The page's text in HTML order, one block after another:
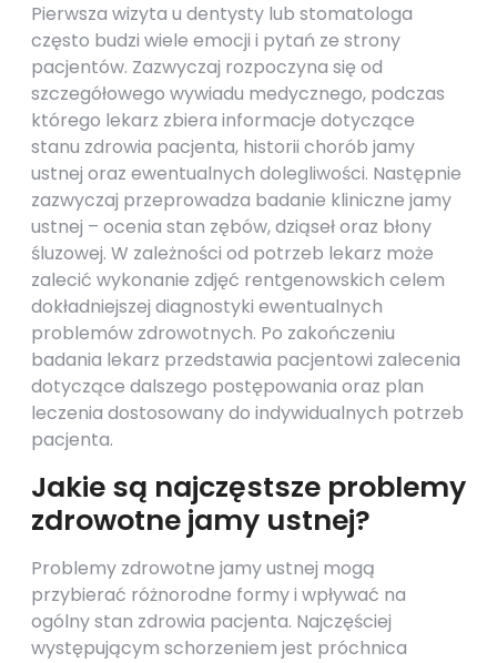
Pierwsza wizyta u dentysty lub stomatologa
często budzi wiele emocji i pytań ze strony
pacjentów. Zazwyczaj rozpoczyna się od
szczegółowego wywiadu medycznego, podczas
którego lekarz zbiera informacje dotyczące
stanu zdrowia pacjenta, historii chorób jamy
ustnej oraz ewentualnych dolegliwości. Następnie
zazwyczaj przeprowadza badanie kliniczne jamy
ustnej – ocenia stan zębów, dziąseł oraz błony
śluzowej. W zależności od potrzeb lekarz może
zalecić wykonanie zdjęć rentgenowskich celem
dokładniejszej diagnostyki ewentualnych
problemów zdrowotnych. Po zakończeniu
badania lekarz przedstawia pacjentowi zalecenia
dotyczące dalszego postępowania oraz plan
leczenia dostosowany do indywidualnych potrzeb
pacjenta.
Jakie są najczęstsze problemy
zdrowotne jamy ustnej?
Problemy zdrowotne jamy ustnej mogą
przybierać różnorodne formy i wpływać na
ogólny stan zdrowia pacjenta. Najczęściej
występującym schorzeniem jest próchnica